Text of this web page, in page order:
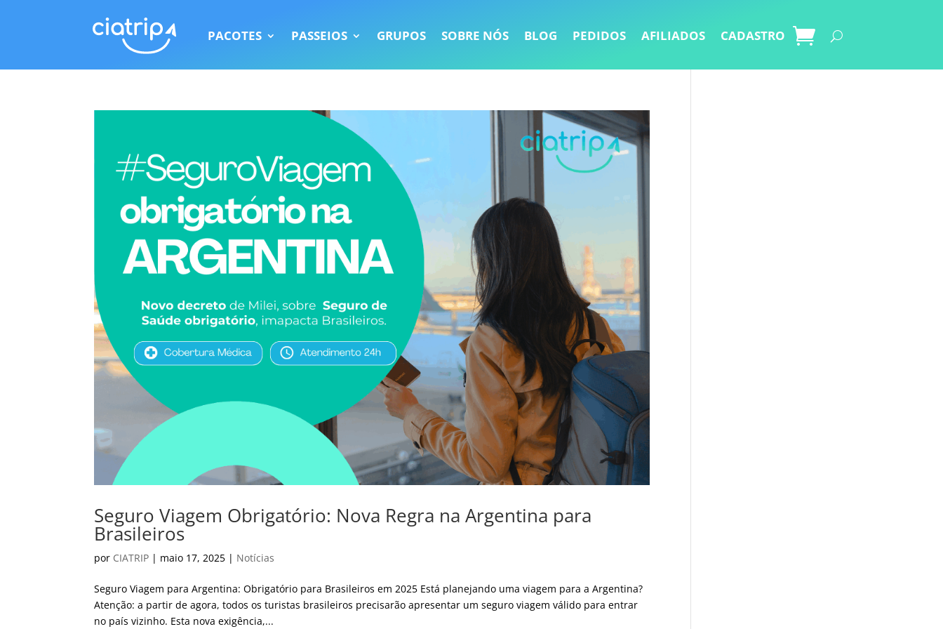
PACOTES PASSEIOS GRUPOS SOBRE NÓS BLOG PEDIDOS AFILIADOS CADASTRO
Seguro Viagem Obrigatório: Nova Regra na Argentina para
Brasileiros
por CIATRIP | maio 17, 2025 | Notícias
Seguro Viagem para Argentina: Obrigatório para Brasileiros em 2025 Está planejando uma viagem para a Argentina?
Atenção: a partir de agora, todos os turistas brasileiros precisarão apresentar um seguro viagem válido para entrar
no país vizinho. Esta nova exigência,...